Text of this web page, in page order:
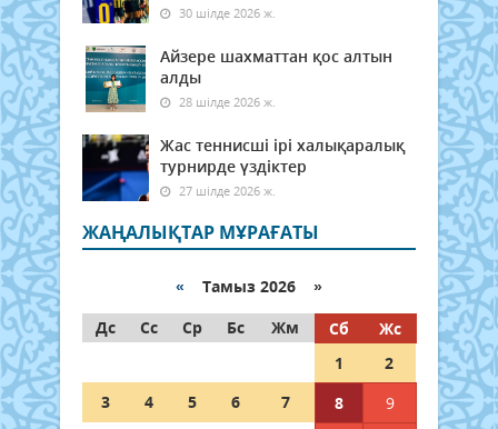
30 шілде 2026 ж.
Айзере шахматтан қос алтын
алды
28 шілде 2026 ж.
Жас теннисші ірі халықаралық
турнирде үздіктер
27 шілде 2026 ж.
ЖАҢАЛЫҚТАР МҰРАҒАТЫ
« Тамыз 2026 »
Дс
Сс Ср Бс Жм Сб
Жс
1
2
3
4 5 6 7 8
9